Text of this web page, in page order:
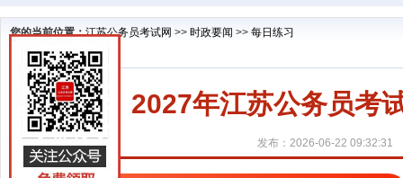
您的当前位置：江苏公务员考试网 >> 时政要闻 >> 每日练习
2027年江苏公务员考
发布：2026-06-22 09:32:31